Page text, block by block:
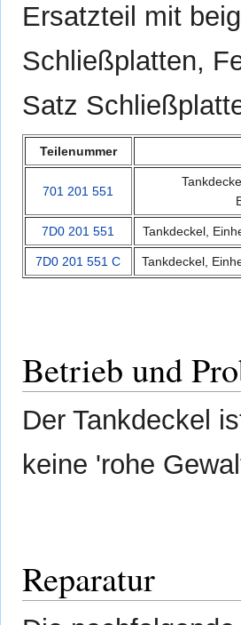
Ersatzteil mit
Schließplatten,
Satz
Teilenummer
701 201 551
7D0 201 551 Tankdeckel,
7D0 201 551 C Tankdeckel,
Betrieb und
Der Tankdeckel
keine 'rohe
Reparatur